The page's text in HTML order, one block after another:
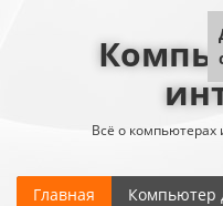
Всё о
Главная
Компьютер